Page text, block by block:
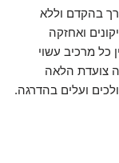
בהקדם וללא
ואחזקה
כל מרכיב עשוי
צועדת הלאה
ועלים בהדרגה.